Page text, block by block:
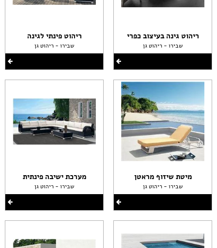
ריהוט גינה בעיצוב כפרי
שבירו - ריהוט גן
מיטת שיזוף מראטן
שבירו - ריהוט גן
ריהוט פינתי לגינה
שבירו - ריהוט גן
מערכת ישיבה פינתית
שבירו - ריהוט גן